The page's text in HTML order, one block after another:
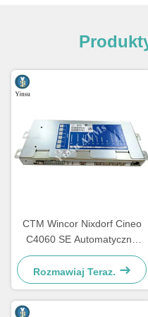
CTM Wincor Nixdorf Cineo
C4060 SE Automatyczne
części elektroniczne
specjalne 1750147868
Rozmawiaj Teraz.